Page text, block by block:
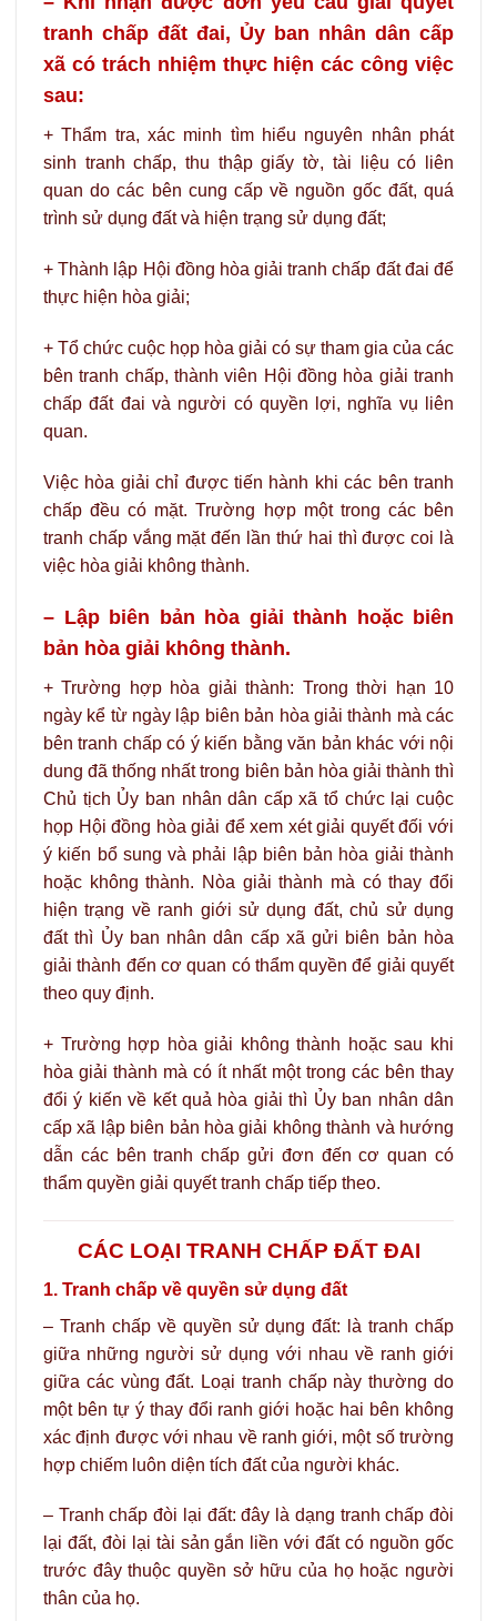
tranh chấp đất đai, Ủy ban nhân dân cấp
xã có trách nhiệm thực hiện các công việc
sau:
+ Thẩm tra, xác minh tìm hiểu nguyên nhân phát
sinh tranh chấp, thu thập giấy tờ, tài liệu có liên
quan do các bên cung cấp về nguồn gốc đất, quá
trình sử dụng đất và hiện trạng sử dụng đất;
+ Thành lập Hội đồng hòa giải tranh chấp đất đai để
thực hiện hòa giải;
+ Tổ chức cuộc họp hòa giải có sự tham gia của các
bên tranh chấp, thành viên Hội đồng hòa giải tranh
chấp đất đai và người có quyền lợi, nghĩa vụ liên
quan.
Việc hòa giải chỉ được tiến hành khi các bên tranh
chấp đều có mặt. Trường hợp một trong các bên
tranh chấp vắng mặt đến lần thứ hai thì được coi là
việc hòa giải không thành.
– Lập biên bản hòa giải thành hoặc biên
bản hòa giải không thành.
+ Trường hợp hòa giải thành: Trong thời hạn 10
ngày kể từ ngày lập biên bản hòa giải thành mà các
bên tranh chấp có ý kiến bằng văn bản khác với nội
dung đã thống nhất trong biên bản hòa giải thành thì
Chủ tịch Ủy ban nhân dân cấp xã tổ chức lại cuộc
họp Hội đồng hòa giải để xem xét giải quyết đối với
ý kiến bổ sung và phải lập biên bản hòa giải thành
hoặc không thành. Nòa giải thành mà có thay đổi
hiện trạng về ranh giới sử dụng đất, chủ sử dụng
đất thì Ủy ban nhân dân cấp xã gửi biên bản hòa
giải thành đến cơ quan có thẩm quyền để giải quyết
theo quy định.
+ Trường hợp hòa giải không thành hoặc sau khi
hòa giải thành mà có ít nhất một trong các bên thay
đổi ý kiến về kết quả hòa giải thì Ủy ban nhân dân
cấp xã lập biên bản hòa giải không thành và hướng
dẫn các bên tranh chấp gửi đơn đến cơ quan có
thẩm quyền giải quyết tranh chấp tiếp theo.
CÁC LOẠI TRANH CHẤP ĐẤT ĐAI
1. Tranh chấp về quyền sử dụng đất
– Tranh chấp về quyền sử dụng đất: là tranh chấp
giữa những người sử dụng với nhau về ranh giới
giữa các vùng đất. Loại tranh chấp này thường do
một bên tự ý thay đổi ranh giới hoặc hai bên không
xác định được với nhau về ranh giới, một số trường
hợp chiếm luôn diện tích đất của người khác.
– Tranh chấp đòi lại đất: đây là dạng tranh chấp đòi
lại đất, đòi lại tài sản gắn liền với đất có nguồn gốc
trước đây thuộc quyền sở hữu của họ hoặc người
thân của họ.